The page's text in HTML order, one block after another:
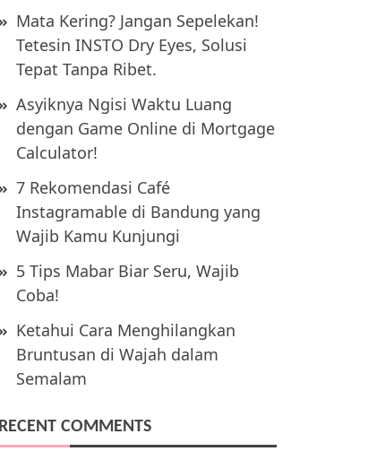
Mata Kering? Jangan Sepelekan!
Tetesin INSTO Dry Eyes, Solusi
Tepat Tanpa Ribet.
Asyiknya Ngisi Waktu Luang
dengan Game Online di Mortgage
Calculator!
7 Rekomendasi Café
Instagramable di Bandung yang
Wajib Kamu Kunjungi
5 Tips Mabar Biar Seru, Wajib
Coba!
Ketahui Cara Menghilangkan
Bruntusan di Wajah dalam
Semalam
RECENT COMMENTS